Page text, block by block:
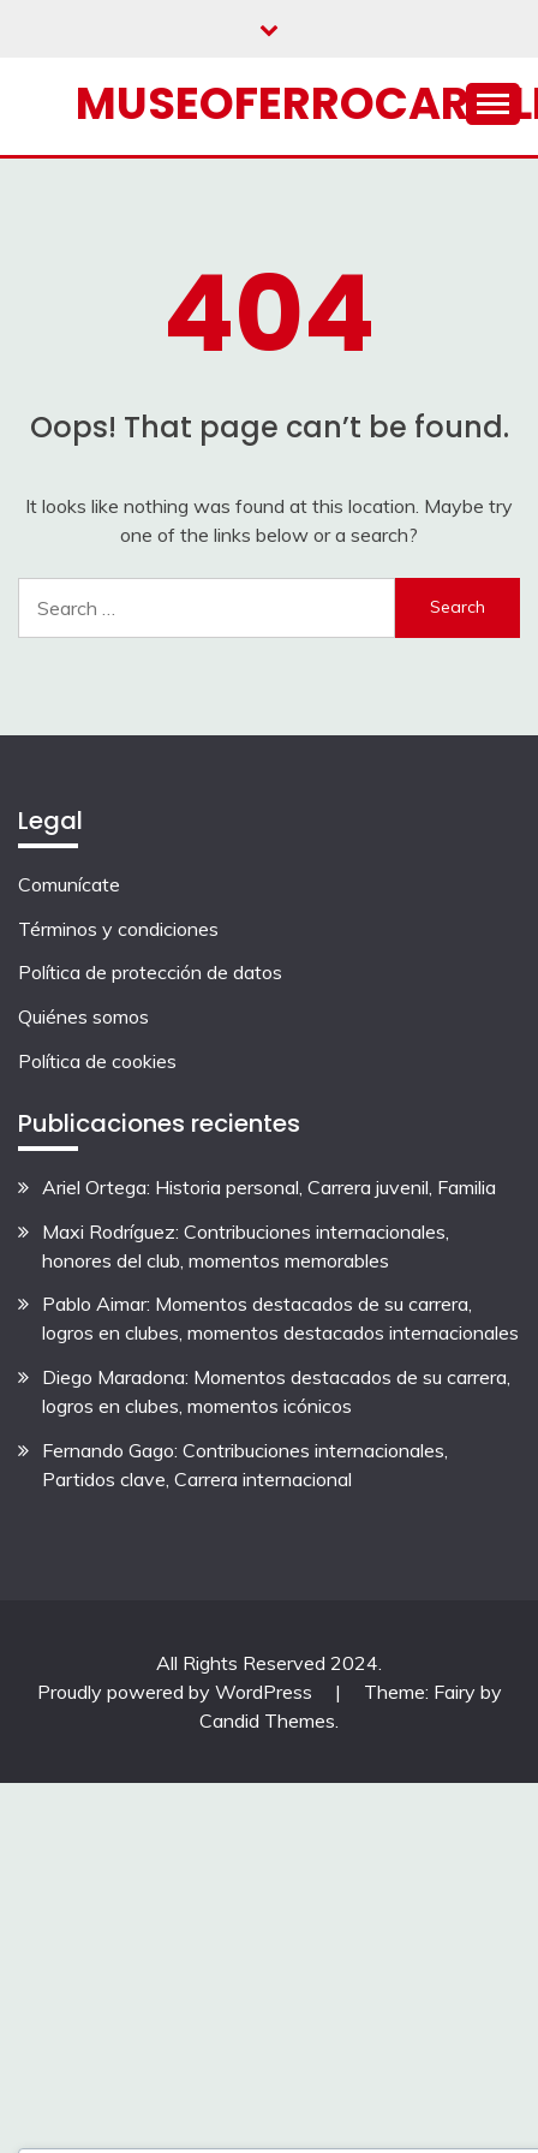
404
Oops! That page can’t be found.
It looks like nothing was found at this location. Maybe try
one of the links below or a search?
Legal
Comunícate
Términos y condiciones
Política de protección de datos
Quiénes somos
Política de cookies
Publicaciones recientes
Ariel Ortega: Historia personal, Carrera juvenil, Familia
Maxi Rodríguez: Contribuciones internacionales,
honores del club, momentos memorables
Pablo Aimar: Momentos destacados de su carrera,
logros en clubes, momentos destacados internacionales
Diego Maradona: Momentos destacados de su carrera,
logros en clubes, momentos icónicos
Fernando Gago: Contribuciones internacionales,
Partidos clave, Carrera internacional
All Rights Reserved 2024.
Proudly powered by WordPress
|
Theme: Fairy by
Candid Themes